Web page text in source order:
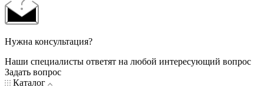
Нужна консультация?
Наши специалисты ответят на любой интересующий вопрос
Задать вопрос
Каталог